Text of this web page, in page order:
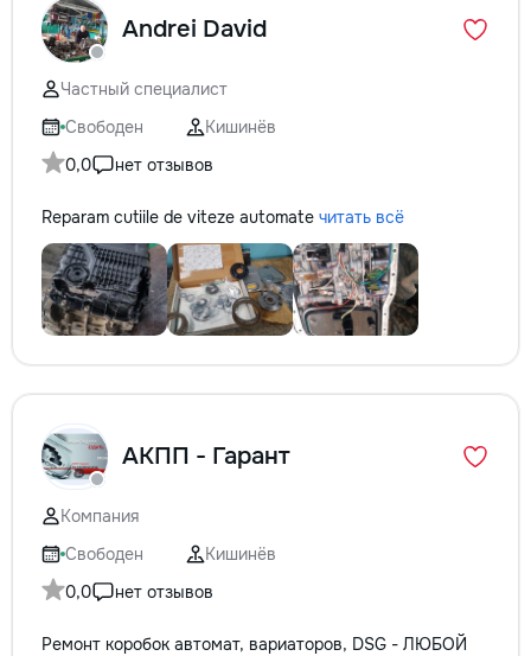
Andrei David
Частный специалист
Свободен
Кишинёв
0,0
нет отзывов
Reparam cutiile de viteze automate читать всё
АКПП - Гарант
Компания
Свободен
Кишинёв
0,0
нет отзывов
Ремонт коробок автомат, вариаторов, DSG - ЛЮБОЙ